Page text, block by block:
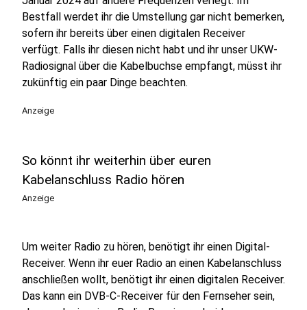
Bestfall werdet ihr die Umstellung gar nicht bemerken,
sofern ihr bereits über einen digitalen Receiver
verfügt. Falls ihr diesen nicht habt und ihr unser UKW-
Radiosignal über die Kabelbuchse empfangt, müsst ihr
zukünftig ein paar Dinge beachten.
Anzeige
So könnt ihr weiterhin über euren
Kabelanschluss Radio hören
Anzeige
Um weiter Radio zu hören, benötigt ihr einen Digital-
Receiver. Wenn ihr euer Radio an einen Kabelanschluss
anschließen wollt, benötigt ihr einen digitalen Receiver.
Das kann ein DVB-C-Receiver für den Fernseher sein,